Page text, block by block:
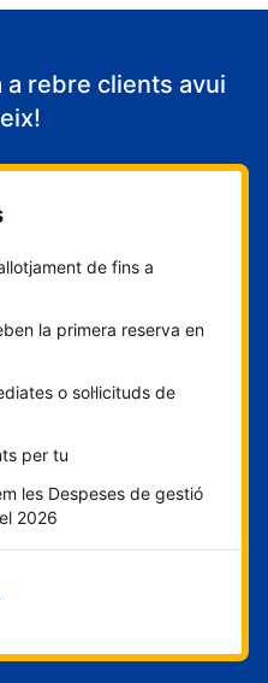
a rebre clients avui
de fins a
la primera reserva en
o sol·licituds de
per tu
les Despeses de gestió
2026